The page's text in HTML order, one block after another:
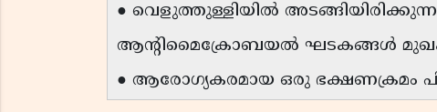
● വെളുത്തുള്ളിയിൽ അടങ്ങിയിരിക്കുന്ന
ആൻ്റിമൈക്രോബയൽ ഘടകങ്ങൾ
● ആരോഗ്യകരമായ ഒരു ഭക്ഷണക്രമം